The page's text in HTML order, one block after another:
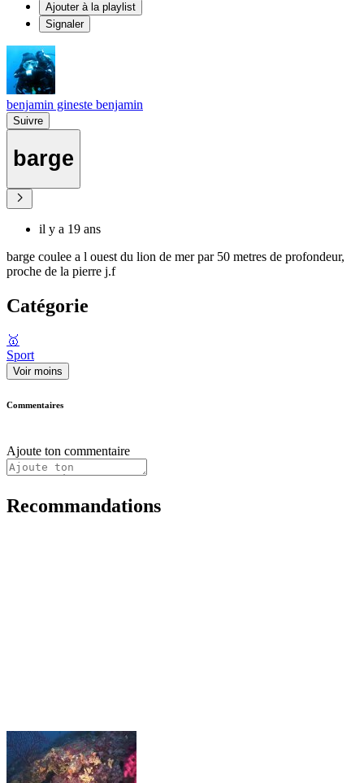
Ajouter à la playlist
Signaler
benjamin gineste benjamin
Suivre
barge
il y a 19 ans
barge coulee a l ouest du lion de mer par 50 metres de profondeur,
proche de la pierre j.f
Catégorie
🥇
Sport
Voir moins
Commentaires
Ajoute ton commentaire
Recommandations